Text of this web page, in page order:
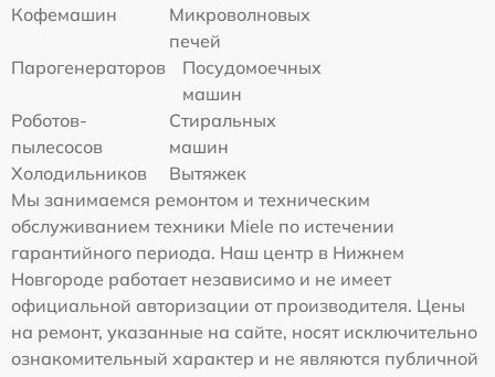
Кофемашин
Микроволновых
печей
Парогенераторов
Посудомоечных
машин
Роботов-
пылесосов
Стиральных
машин
Холодильников
Вытяжек
Мы занимаемся ремонтом и техническим
обслуживанием техники Miele по истечении
гарантийного периода. Наш центр в Нижнем
Новгороде работает независимо и не имеет
официальной авторизации от производителя. Цены
на ремонт, указанные на сайте, носят исключительно
ознакомительный характер и не являются публичной